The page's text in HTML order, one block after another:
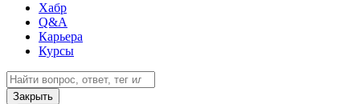
Хабр
Q&A
Карьера
Курсы
Закрыть